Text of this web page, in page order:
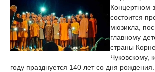
Концертном
состоится
мюзикла,
главному
страны
Чуковскому,
году празднуется 140 лет со дня рождения.